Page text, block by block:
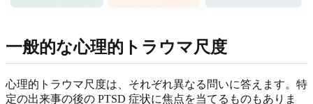
一般的な心理的トラウマ尺度
心理的トラウマ尺度は、それぞれ異なる問いに答えます。特
定の出来事の後の PTSD 症状に焦点を当てるものもありま